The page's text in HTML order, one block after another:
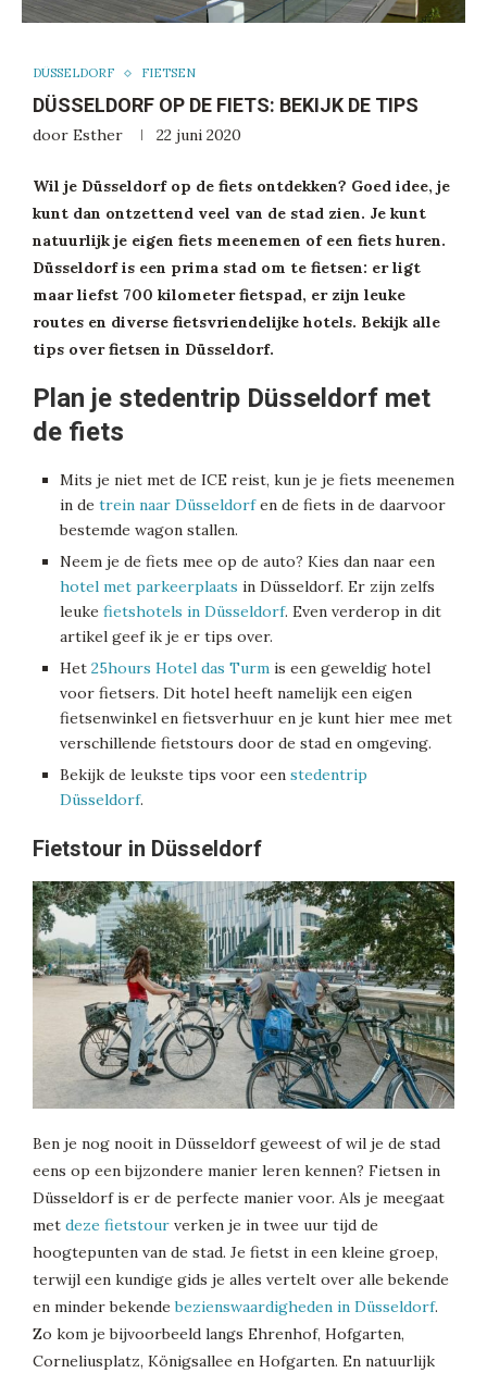
DÜSSELDORF FIETSEN
DÜSSELDORF OP DE FIETS: BEKIJK DE TIPS
door Esther 22 juni 2020
Wil je Düsseldorf op de fiets ontdekken? Goed idee, je
kunt dan ontzettend veel van de stad zien. Je kunt
natuurlijk je eigen fiets meenemen of een fiets huren.
Düsseldorf is een prima stad om te fietsen: er ligt
maar liefst 700 kilometer fietspad, er zijn leuke
routes en diverse fietsvriendelijke hotels. Bekijk alle
tips over fietsen in Düsseldorf.
Plan je stedentrip Düsseldorf met
de fiets
Mits je niet met de ICE reist, kun je je fiets meenemen
in de trein naar Düsseldorfen de fiets in de daarvoor
bestemde wagon stallen.
Neem je de fiets mee op de auto? Kies dan naar een
hotel met parkeerplaats in Düsseldorf. Er zijn zelfs
leuke fietshotels in Düsseldorf. Even verderop in dit
artikel geef ik je er tips over.
Het 25hours Hotel das Turm is een geweldig hotel
voor fietsers. Dit hotel heeft namelijk een eigen
fietsenwinkel en fietsverhuur en je kunt hier mee met
verschillende fietstours door de stad en omgeving.
Bekijk de leukste tips voor een stedentrip
Düsseldorf.
Fietstour in Düsseldorf
Ben je nog nooit in Düsseldorf geweest of wil je de stad
eens op een bijzondere manier leren kennen? Fietsen in
Düsseldorf is er de perfecte manier voor. Als je meegaat
met deze fietstour verken je in twee uur tijd de
hoogtepunten van de stad. Je fietst in een kleine groep,
terwijl een kundige gids je alles vertelt over alle bekende
en minder bekendebezienswaardigheden in Düsseldorf.
Zo kom je bijvoorbeeld langs Ehrenhof, Hofgarten,
Corneliusplatz, Königsallee en Hofgarten. En natuurlijk